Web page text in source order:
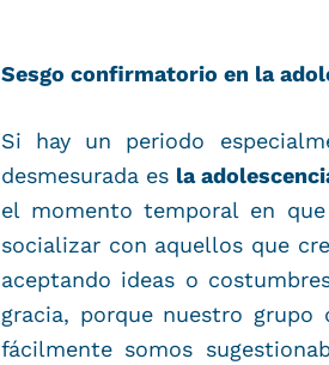
Sesgo confirmatorio en la
Si hay un periodo
desmesurada es la
el momento temporal en
socializar con aquellos que
aceptando ideas o
gracia, porque nuestro
fácilmente somos